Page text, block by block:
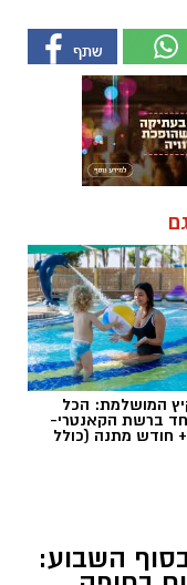
המושלמת: הכל
ברשת הקאנטרי-
חודש מתנה (כולל
השבוע: